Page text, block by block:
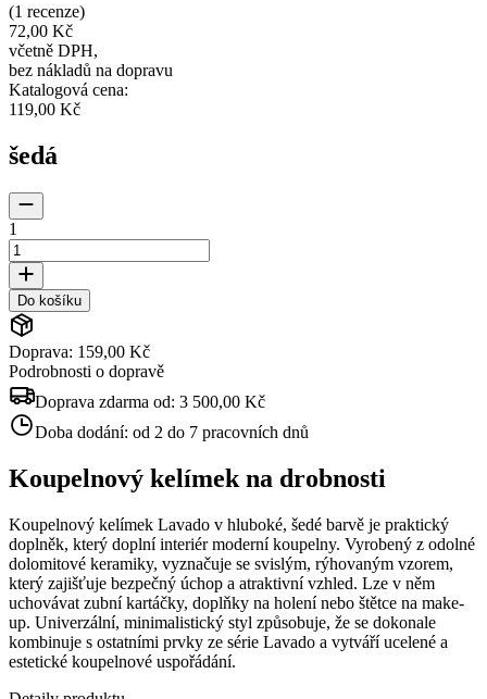
(1 recenze)
72,00 Kč
včetně DPH,
bez nákladů na dopravu
Katalogová cena:
119,00 Kč
šedá
1
Do košíku
Doprava: 159,00 Kč
Podrobnosti o dopravě
Doprava zdarma od: 3 500,00 Kč
Doba dodání: od 2 do 7 pracovních dnů
Koupelnový kelímek na drobnosti
Koupelnový kelímek Lavado v hluboké, šedé barvě je praktický
doplněk, který doplní interiér moderní koupelny. Vyrobený z odolné
dolomitové keramiky, vyznačuje se svislým, rýhovaným vzorem,
který zajišťuje bezpečný úchop a atraktivní vzhled. Lze v něm
uchovávat zubní kartáčky, doplňky na holení nebo štětce na make-
up. Univerzální, minimalistický styl způsobuje, že se dokonale
kombinuje s ostatními prvky ze série Lavado a vytváří ucelené a
estetické koupelnové uspořádání.